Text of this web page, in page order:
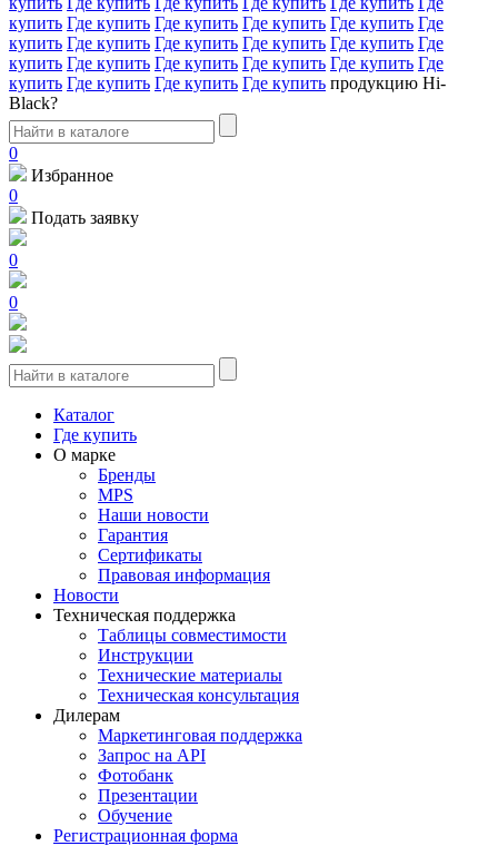
купить Где купить Где купить Где купить Где купить Где
купить Где купить Где купить Где купить Где купить Где
купить Где купить Где купить Где купить Где купить Где
купить Где купить Где купить Где купить продукцию Hi-
Black?
0
Избранное
0
Подать заявку
0
0
Каталог
Где купить
О марке
Бренды
MPS
Наши новости
Гарантия
Сертификаты
Правовая информация
Новости
Техническая поддержка
Таблицы совместимости
Инструкции
Технические материалы
Техническая консультация
Дилерам
Маркетинговая поддержка
Запрос на API
Фотобанк
Презентации
Обучение
Регистрационная форма